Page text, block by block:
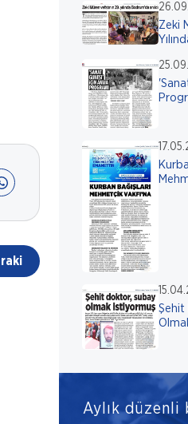
Zeki
Şehit
Aylık düzenli